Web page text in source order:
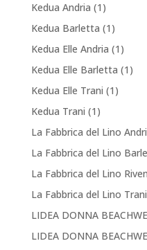
Kedua Andria (1)
Kedua Barletta (1)
Kedua Elle Andria (1)
Kedua Elle Barletta (1)
Kedua Elle Trani (1)
Kedua Trani (1)
La Fabbrica del Lino
La Fabbrica del Lino
La Fabbrica del Lino
La Fabbrica del Lino Trani
LIDEA DONNA
LIDEA DONNA